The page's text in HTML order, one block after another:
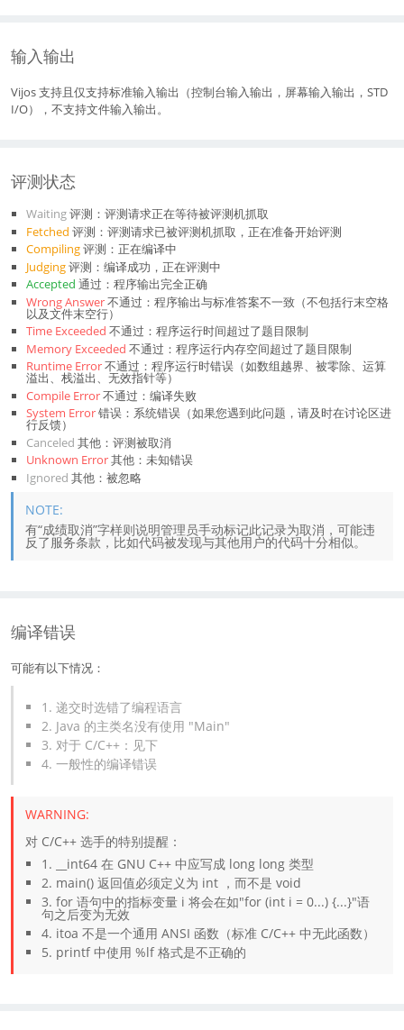
输入输出
Vijos 支持且仅支持标准输入输出（控制台输入输出，屏幕输入输出，STD
I/O），不支持文件输入输出。
评测状态
Waiting评测：评测请求正在等待被评测机抓取
Fetched 评测：评测请求已被评测机抓取，正在准备开始评测
Compiling评测：正在编译中
Judging评测：编译成功，正在评测中
Accepted 通过：程序输出完全正确
Wrong Answer不通过：程序输出与标准答案不一致（不包括行末空格
以及文件末空行）
Time Exceeded 不通过：程序运行时间超过了题目限制
Memory Exceeded 不通过：程序运行内存空间超过了题目限制
Runtime Error不通过：程序运行时错误（如数组越界、被零除、运算
溢出、栈溢出、无效指针等）
Compile Error不通过：编译失败
System Error错误：系统错误（如果您遇到此问题，请及时在讨论区进
行反馈）
Canceled 其他：评测被取消
Unknown Error其他：未知错误
Ignored 其他：被忽略
有“成绩取消”字样则说明管理员手动标记此记录为取消，可能违
反了服务条款，比如代码被发现与其他用户的代码十分相似。
编译错误
可能有以下情况：
1. 递交时选错了编程语言
2. Java 的主类名没有使用 "Main"
3. 对于 C/C++：见下
4. 一般性的编译错误
对 C/C++ 选手的特别提醒：
1. __int64 在 GNU C++ 中应写成 long long 类型
2. main() 返回值必须定义为 int ，而不是 void
3. for 语句中的指标变量 i 将会在如"for (int i = 0...) {...}"语
句之后变为无效
4. itoa 不是一个通用 ANSI 函数（标准 C/C++ 中无此函数）
5. printf 中使用 %lf 格式是不正确的